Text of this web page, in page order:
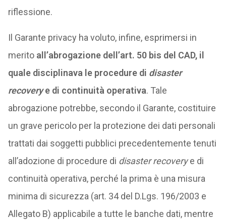
riflessione.
Il Garante privacy ha voluto, infine, esprimersi in
merito all’abrogazione dell’art. 50 bis del CAD, il
quale disciplinava le procedure di disaster
recoverye di continuità operativa. Tale
abrogazione potrebbe, secondo il Garante, costituire
un grave pericolo per la protezione dei dati personali
trattati dai soggetti pubblici precedentemente tenuti
all’adozione di procedure di disaster recoverye di
continuità operativa, perché la prima è una misura
minima di sicurezza (art. 34 del D.Lgs. 196/2003 e
Allegato B) applicabile a tutte le banche dati, mentre